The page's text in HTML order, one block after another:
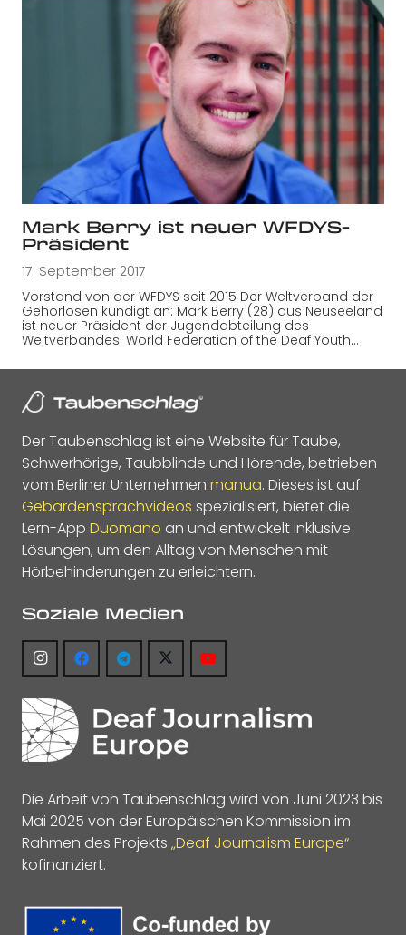
Mark Berry ist neuer WFDYS-
Präsident
17. September 2017
Vorstand von der WFDYS seit 2015 Der Weltverband der
Gehörlosen kündigt an: Mark Berry (28) aus Neuseeland
ist neuer Präsident der Jugendabteilung des
Weltverbandes. World Federation of the Deaf Youth…
Der Taubenschlag ist eine Website für Taube,
Schwerhörige, Taubblinde und Hörende, betrieben
vom Berliner Unternehmen manua. Dieses ist auf
Gebärdensprachvideos spezialisiert, bietet die
Lern-App Duomano an und entwickelt inklusive
Lösungen, um den Alltag von Menschen mit
Hörbehinderungen zu erleichtern.
Soziale Medien
Die Arbeit von Taubenschlag wird von Juni 2023 bis
Mai 2025 von der Europäischen Kommission im
Rahmen des Projekts „Deaf Journalism Europe“
kofinanziert.